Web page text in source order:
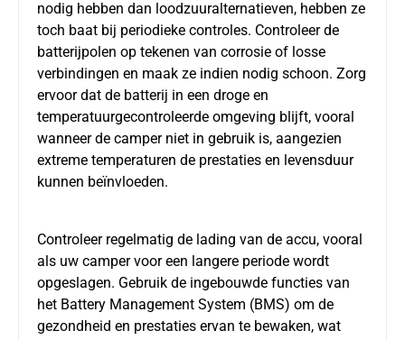
nodig hebben dan loodzuuralternatieven, hebben ze
toch baat bij periodieke controles. Controleer de
batterijpolen op tekenen van corrosie of losse
verbindingen en maak ze indien nodig schoon. Zorg
ervoor dat de batterij in een droge en
temperatuurgecontroleerde omgeving blijft, vooral
wanneer de camper niet in gebruik is, aangezien
extreme temperaturen de prestaties en levensduur
kunnen beïnvloeden.
Controleer regelmatig de lading van de accu, vooral
als uw camper voor een langere periode wordt
opgeslagen. Gebruik de ingebouwde functies van
het Battery Management System (BMS) om de
gezondheid en prestaties ervan te bewaken, wat